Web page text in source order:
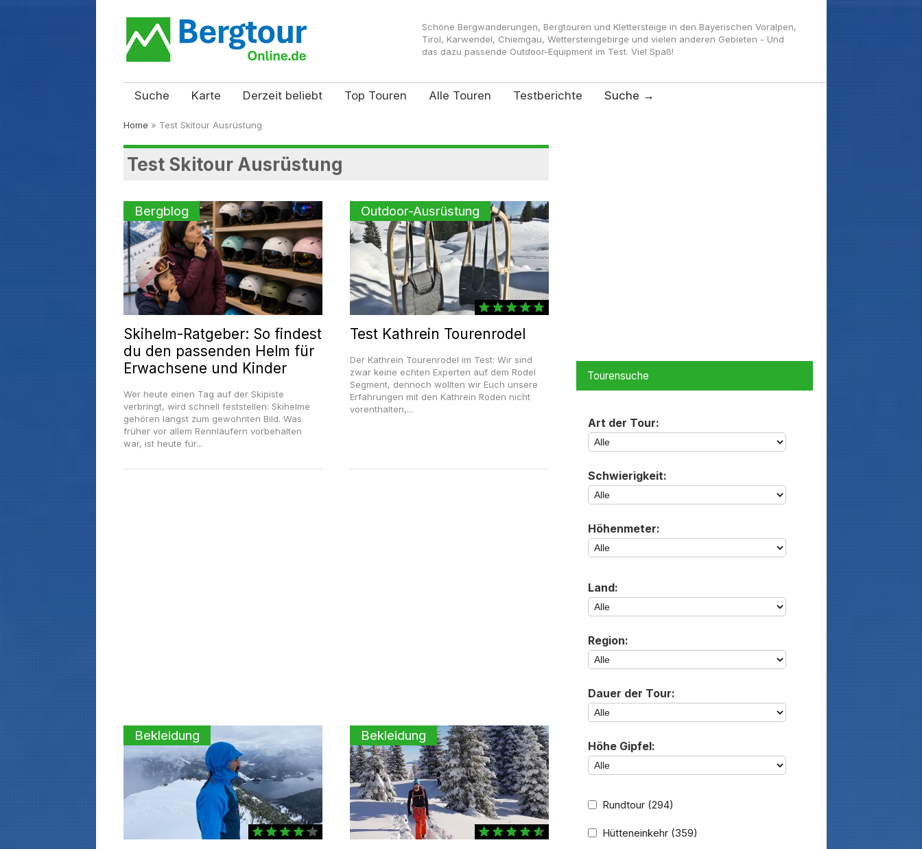
Schöne Bergwanderungen, Bergtouren und Klettersteige in den Bayerischen Voralpen,
Tirol, Karwendel, Chiemgau, Wettersteingebirge und vielen anderen Gebieten - Und
das dazu passende Outdoor-Equipment im Test. Viel Spaß!
Suche Karte Derzeit beliebt Top Touren Alle Touren Testberichte Suche →
Home » Test Skitour Ausrüstung
Test Skitour Ausrüstung
Bergblog
Skihelm-Ratgeber: So findest
du den passenden Helm für
Erwachsene und Kinder
Wer heute einen Tag auf der Skipiste
verbringt, wird schnell feststellen: Skihelme
gehören längst zum gewohnten Bild. Was
früher vor allem Rennläufern vorbehalten
war, ist heute für...
Outdoor-Ausrüstung
Test Kathrein Tourenrodel
Der Kathrein Tourenrodel im Test: Wir sind
zwar keine echten Experten auf dem Rodel
Segment, dennoch wollten wir Euch unsere
Erfahrungen mit den Kathrein Roden nicht
vorenthalten,...
Bekleidung Bekleidung
Tourensuche
Art der Tour:
Schwierigkeit:
Höhenmeter:
Land:
Region:
Dauer der Tour:
Höhe Gipfel:
Rundtour (294)
Hütteneinkehr (359)